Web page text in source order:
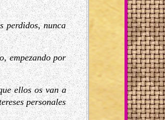
perdidos, nunca
empezando por
ellos os van a
personales